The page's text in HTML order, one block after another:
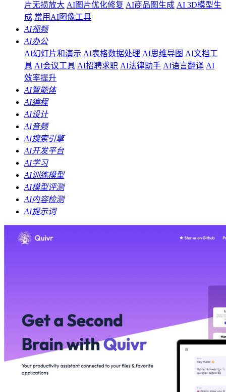
片无损放大 AI图片优化修复 AI商品图生成 AI 3D模型生
成 常用AI图像工具
AI视频
AI办公
AI幻灯片和演示 AI表格数据处理 AI思维导图 AI文档工
具 AI会议工具 AI招聘求职 AI法律助手 AI语言翻译 AI
效率提升
AI智能体
AI编程
AI设计
AI音频
AI搜索引擎
AI开发平台
AI学习
AI训练模型
AI模型评测
AI内容检测
AI提示词